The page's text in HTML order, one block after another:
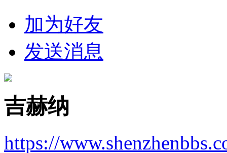
加为好友
发送消息
吉赫纳
https://